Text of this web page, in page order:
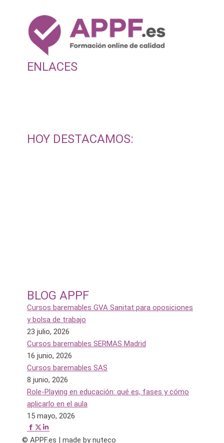
ENLACES
HOY DESTACAMOS:
BLOG APPF
Cursos baremables GVA Sanitat para oposiciones
y bolsa de trabajo
23 julio, 2026
Cursos baremables SERMAS Madrid
16 junio, 2026
Cursos baremables SAS
8 junio, 2026
Role-Playing en educación: qué es, fases y cómo
aplicarlo en el aula
15 mayo, 2026
Find us on:
Facebook
page
X
page
YouTube
pagepage
page
page
page
© APPF.es | made by nuteco